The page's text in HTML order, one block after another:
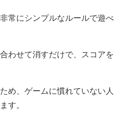
常にシンプルなルールで遊べ
わせて消すだけで、スコアを
め、ゲームに慣れていない人
す。